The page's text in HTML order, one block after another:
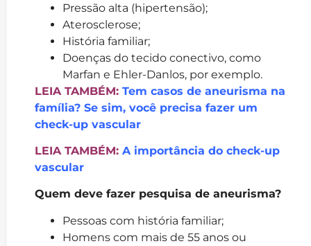
Pressão alta (hipertensão);
Aterosclerose;
História familiar;
Doenças do tecido conectivo, como
Marfan e Ehler-Danlos, por exemplo.
LEIA TAMBÉM: Tem casos de aneurisma na
família? Se sim, você precisa fazer um
check-up vascular
LEIA TAMBÉM: A importância do check-up
vascular
Quem deve fazer pesquisa de aneurisma?
Pessoas com história familiar;
Homens com mais de 55 anos ou